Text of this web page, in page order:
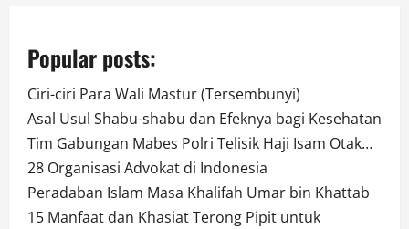
Popular posts:
Ciri-ciri Para Wali Mastur (Tersembunyi)
Asal Usul Shabu-shabu dan Efeknya bagi Kesehatan
Tim Gabungan Mabes Polri Telisik Haji Isam Otak…
28 Organisasi Advokat di Indonesia
Peradaban Islam Masa Khalifah Umar bin Khattab
15 Manfaat dan Khasiat Terong Pipit untuk